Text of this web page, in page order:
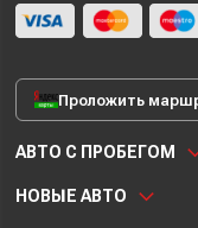
Проложить
АВТО С ПРОБЕГОМ
НОВЫЕ АВТО